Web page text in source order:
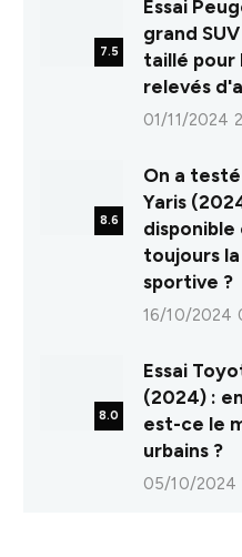
7.5
Essai
grand
taillé pour
relevés
01/11/2024
8.6
On a
Yaris
toujours
sportive ?
16/10/2024
8.0
Essai
(2024) :
est-ce le
urbains ?
05/10/2024